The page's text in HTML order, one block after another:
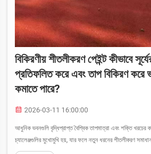
বিকিরণীয় শীতলীকরণ পেইন্ট কীভাবে
প্রতিফলিত করে এবং তাপ বিকিরণ করে
কমাতে পারে?
2026-03-11 16:00:00
আধুনিক ভবনগুলি বৃদ্ধিপ্রাপ্ত বৈশ্বিক তাপমাত্রা এবং শক্তি খরচের
চ্যালেঞ্জগুলির মুখোমুখি হয়, যার ফলে নতুন ধরনের শীতলীকরণ
হয়ে উঠেছে। বিকিরণ শীতলীকরণ পেইন্ট একটি বিপ্লবী প্রযুক্তি যা